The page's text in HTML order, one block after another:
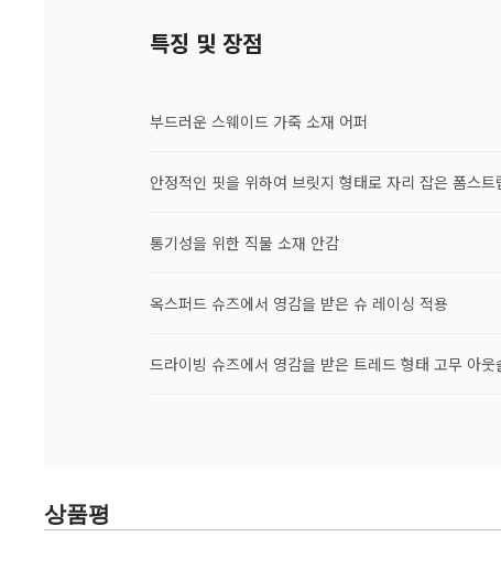
특징 및 장점
부드러운 스웨이드 가죽 소재 어퍼
안정적인 핏을 위하여 브릿지 형태로 자리 잡은 폼스트
통기성을 위한 직물 소재 안감
옥스퍼드 슈즈에서 영감을 받은 슈 레이싱 적용
드라이빙 슈즈에서 영감을 받은 트레드 형태 고무 아웃
상품평